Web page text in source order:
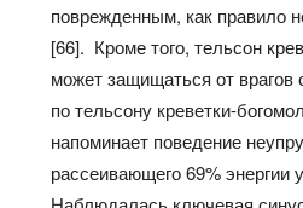
поврежденным, как правило
[66]. Кроме того, тельсон
может защищаться от врагов
по тельсону креветки-
напоминает поведение
рассеивающего 69% энергии